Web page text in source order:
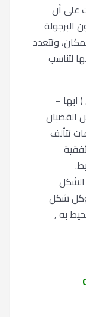
على أن
البرجولة
وتتعدد
لتناسب
ابها –
تتألف
الشكل
وكل شكل
به ,